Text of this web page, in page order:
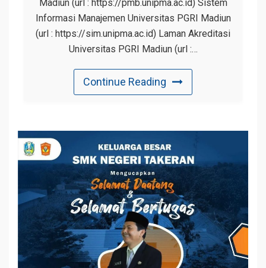
Madiun (url : https://pmb.unipma.ac.id) Sistem
Informasi Manajemen Universitas PGRI Madiun
(url : https://sim.unipma.ac.id) Laman Akreditasi
Universitas PGRI Madiun (url :…
Continue Reading